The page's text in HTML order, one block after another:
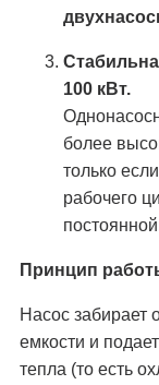
100 кВт.
более
только
рабочего
Принцип
Насос забирает
емкости и
тепла (то есть